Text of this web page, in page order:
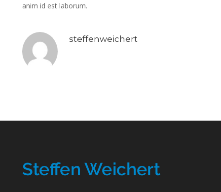
anim id est laborum.
steffenweichert